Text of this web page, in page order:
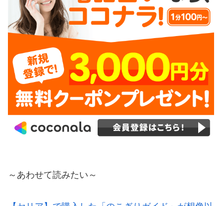
～あわせて読みたい～